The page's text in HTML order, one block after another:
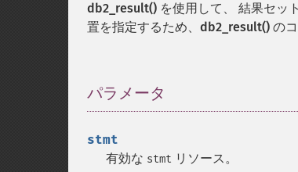
db2_result() を使用して、 結果セッ
置を指定するため、 db2_result() の
パラメータ
stmt
有効な stmt リソース。